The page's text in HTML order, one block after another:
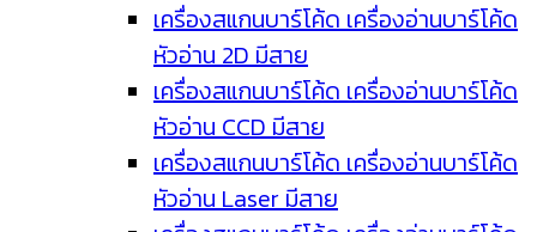
เครื่องสแกนบาร์โค้ด เครื่องอ่านบาร์โค้ด
หัวอ่าน 2D มีสาย
เครื่องสแกนบาร์โค้ด เครื่องอ่านบาร์โค้ด
หัวอ่าน CCD มีสาย
เครื่องสแกนบาร์โค้ด เครื่องอ่านบาร์โค้ด
หัวอ่าน Laser มีสาย